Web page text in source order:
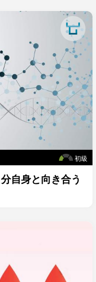
初級
自身と向き合う